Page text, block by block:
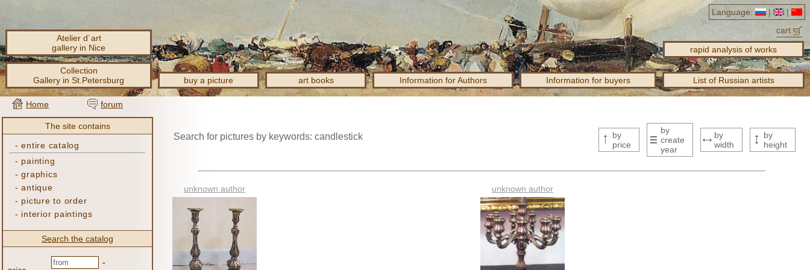
Language: |
|
cart
Atelier d´art
gallery in Nice
rapid analysis of works
Collection
Gallery in St.Petersburg
buy a picture art books Information for Authors Information for buyers List of Russian artists
Home forum
The site contains
-entire catalog
- painting
-graphics
-antique
- picture to order
- interior paintings
Search the catalog
-
Search for pictures by keywords: candlestick
by
price
by
create
year
by
width
by
height
unknown author unknown author